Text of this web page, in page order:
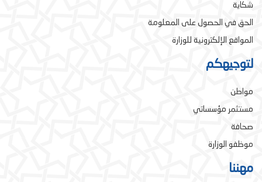
شكاية
الحق في الحصول على المعلومة
المواقع الإلكترونية للوزارة
لتوجيهكم
مواطن
مستثمر مؤسساتي
صحافة
موظفو الوزارة
مهننا